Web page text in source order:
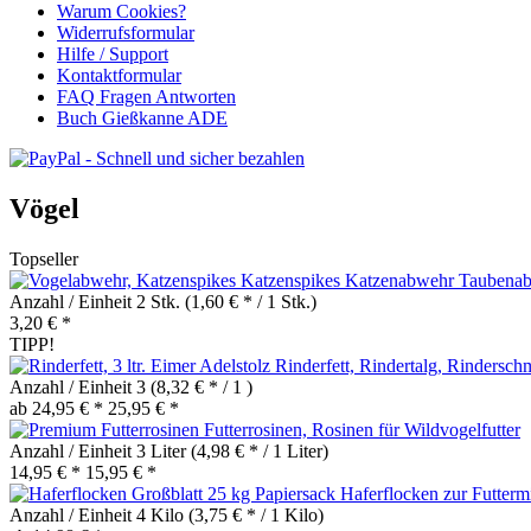
Warum Cookies?
Widerrufsformular
Hilfe / Support
Kontaktformular
FAQ Fragen Antworten
Buch Gießkanne ADE
Vögel
Topseller
Katzenspikes Katzenabwehr
Anzahl / Einheit 2 Stk. (1,60 € * / 1 Stk.)
3,20 € *
TIPP!
Rinderfett, Rindertalg,
Anzahl / Einheit 3 (8,32 € * / 1 )
ab 24,95 € * 25,95 € *
Futterrosinen, Rosinen für Wildvogelfutter
Anzahl / Einheit 3 Liter(4,98 € * / 1 Liter)
14,95 € * 15,95 € *
Haferflocken zur
Anzahl / Einheit 4 Kilo (3,75 € * / 1 Kilo)